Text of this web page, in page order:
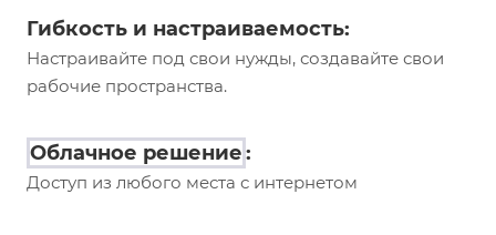
Гибкость и настраиваемость:
Настраивайте под свои нужды, создавайте свои
рабочие пространства.
Облачное решение:
Доступ из любого места с интернетом